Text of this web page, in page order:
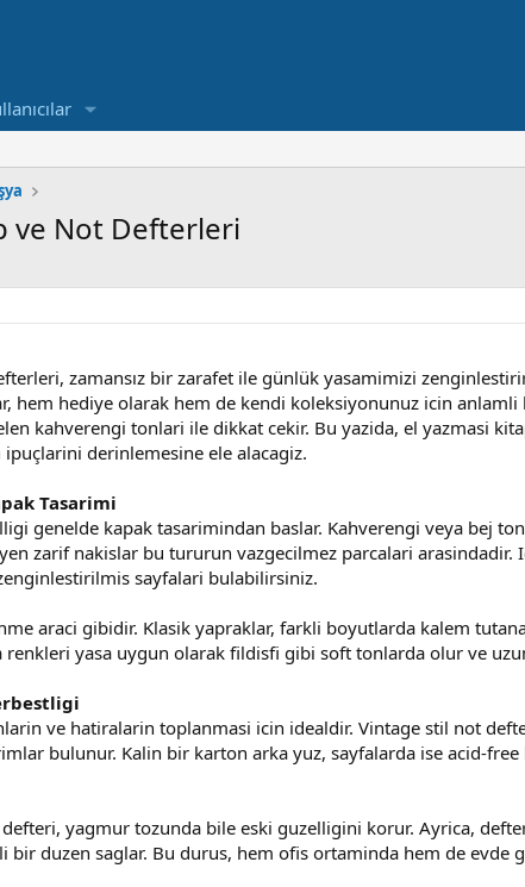
ve Not Defterleri
zamansız bir zarafet ile günlük yasamimizi
hem hediye olarak hem de kendi koleksiyonunuz icin
kahverengi tonlari ile dikkat cekir. Bu yazida, el yazmasi
derinlemesine ele alacagiz.
Tasarimi
genelde kapak tasarimindan baslar. Kahverengi veya bej
zarif nakislar bu tururun vazgecilmez parcalari
sayfalari bulabilirsiniz.
araci gibidir. Klasik yapraklar, farkli boyutlarda kalem
renkleri yasa uygun olarak fildisfi gibi soft tonlarda olur ve
ve hatiralarin toplanmasi icin idealdir. Vintage stil not
bulunur. Kalin bir karton arka yuz, sayfalarda ise acid-
yagmur tozunda bile eski guzelligini korur. Ayrica,
bir duzen saglar. Bu durus, hem ofis ortaminda hem de evde